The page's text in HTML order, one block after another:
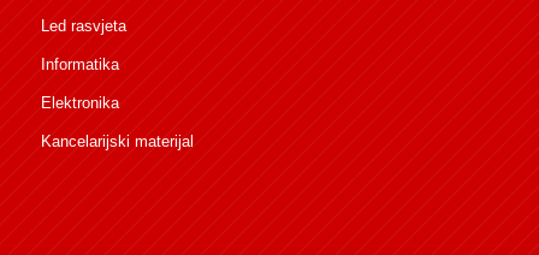
Led rasvjeta
Informatika
Elektronika
Kancelarijski materijal